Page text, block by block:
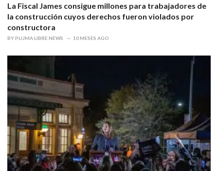
La Fiscal James consigue millones para trabajadores de
la construcción cuyos derechos fueron violados por
constructora
BY PLUMA LIBRE NEWS 10 MESES AGO